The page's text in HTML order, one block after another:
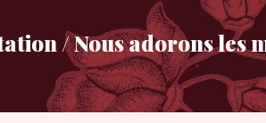
/ Nous adorons les